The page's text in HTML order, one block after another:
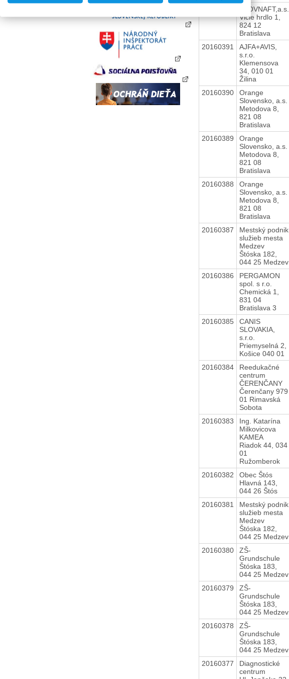
SLOVNAFT,a.s.
Vlčie hrdlo 1,
824 12
Bratislava
20160391
AJFA+AVIS,
s.r.o.
Klemensova
34, 010 01
Žilina
20160390
Orange
Slovensko, a.s.
Metodova 8,
821 08
Bratislava
20160389
Orange
Slovensko, a.s.
Metodova 8,
821 08
Bratislava
20160388
Orange
Slovensko, a.s.
Metodova 8,
821 08
Bratislava
20160387
Mestský podnik
služieb mesta
Medzev
Štóska 182,
044 25 Medzev
20160386
PERGAMON
spol. s r.o.
Chemická 1,
831 04
Bratislava 3
20160385
CANIS
SLOVAKIA,
s.r.o.
Priemyselná 2,
Košice 040 01
20160384
Reedukačné
centrum
ČERENČANY
Čerenčany 979
01 Rimavská
Sobota
20160383
Ing. Katarína
Milkovicova
KAMEA
Riadok 44, 034
01
Ružomberok
20160382
Obec Štós
Hlavná 143,
044 26 Štós
20160381
Mestský podnik
služieb mesta
Medzev
Štóska 182,
044 25 Medzev
20160380
ZŠ-
Grundschule
Štóska 183,
044 25 Medzev
20160379
ZŠ-
Grundschule
Štóska 183,
044 25 Medzev
20160378
ZŠ-
Grundschule
Štóska 183,
044 25 Medzev
20160377
Diagnostické
centrum